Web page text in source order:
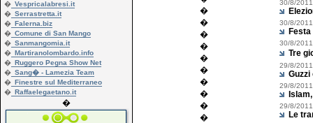
� Vespricalabresi.it
� Serrastretta.it
� Falerna.biz
� Comune di San Mango
� Sanmangomia.it
� Martiranolombardo.info
� Ruggero Pegna Show Net
� Sang� - Lamezia Team
� Finestre sul Mediterraneo
� Raffaelegaetano.it
�
�
�
�
�
�
�
�
�
�
�
30/8/
30/8/
30/8/
Tre
29/8/
Guzzi
29/8/
29/8/
Le